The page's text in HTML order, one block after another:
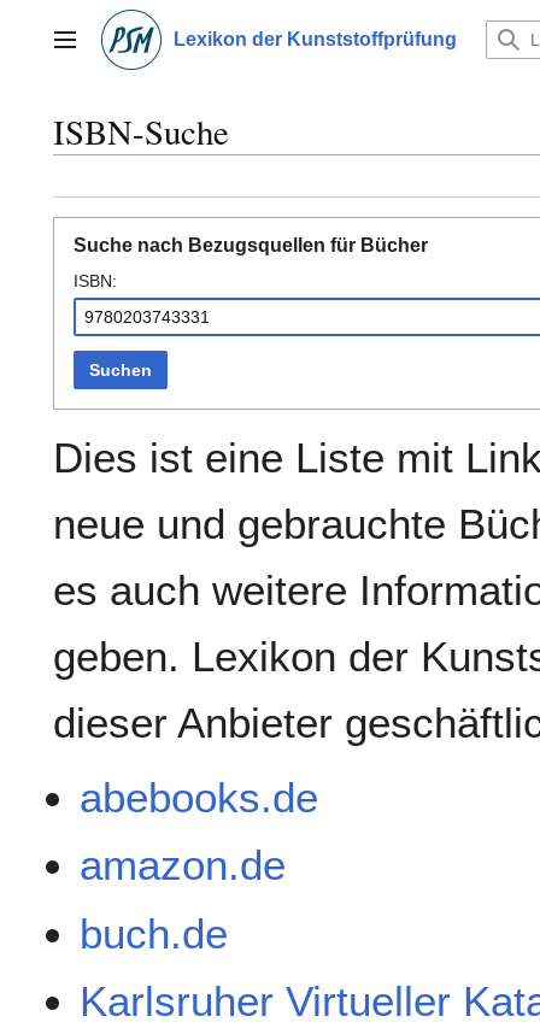
springenHauptmenü Lexikon der Kunststoffprüfung
ISBN-Suche
Suche nach Bezugsquellen für Bücher
ISBN:
Suchen
Dies ist eine Liste mit
neue und gebrauchte
es auch weitere
geben. Lexikon der
dieser Anbieter
abebooks.de
amazon.de
buch.de
Karlsruher Virtueller